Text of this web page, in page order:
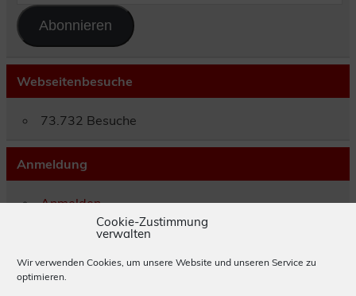
Cookie-Zustimmung
verwalten
Wir verwenden Cookies, um unsere Website und unseren Service zu
optimieren.
Abonnieren
Webseitenbesuche
73.732 Besuche
Anmeldung
Anmelden
Eintrags-Feed
Kommentar-Feed
WordPress.org